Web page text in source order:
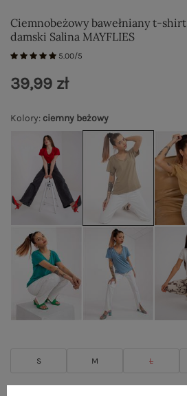
Ciemnobeżowy bawełniany t-shirt
damski Salina MAYFLIES
5.00/5
Kolory: ciemny beżowy
S M L
39,99 zł